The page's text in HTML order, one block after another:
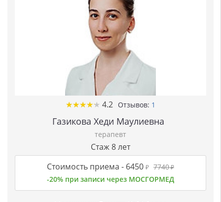
★★★★★
★★★★★ 4.2 Отзывов: 1
Газикова Хеди Маулиевна
терапевт
Стаж 8 лет
Стоимость приема - 6450 ₽ 7740₽
-20% при записи через МОСГОРМЕД